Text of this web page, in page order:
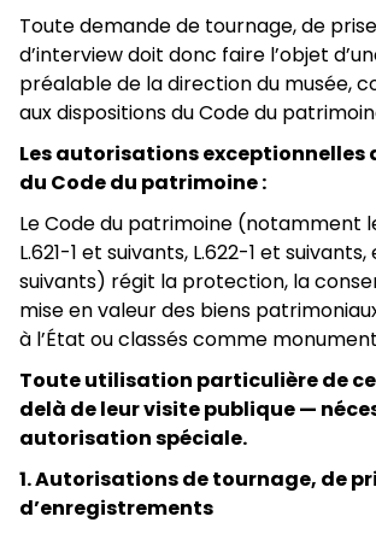
Toute demande de tournage, de
d’interview doit donc faire l’objet
préalable de la direction du musée,
aux dispositions du Code du
Les autorisations exceptionnelles
du Code du patrimoine :
Le Code du patrimoine (notamment
L.621-1 et suivants, L.622-1 et suivants,
suivants) régit la protection, la
mise en valeur des biens
à l’État ou classés comme
Toute utilisation particulière de
delà de leur visite publique —
autorisation spéciale.
1. Autorisations de tournage, de
d’enregistrements